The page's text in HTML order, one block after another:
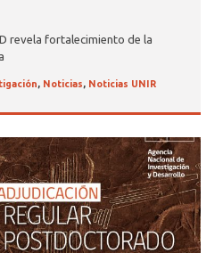
revela fortalecimiento de la
, Noticias, Noticias UNIR